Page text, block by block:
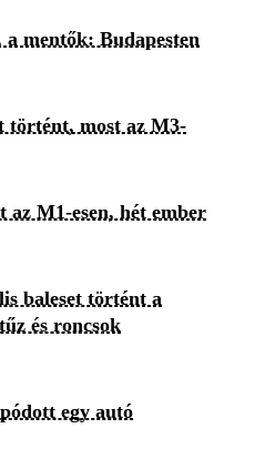
mentők: Budapesten
történt, most az M3-
M1-esen, hét ember
baleset történt a
és roncsok
egy autó